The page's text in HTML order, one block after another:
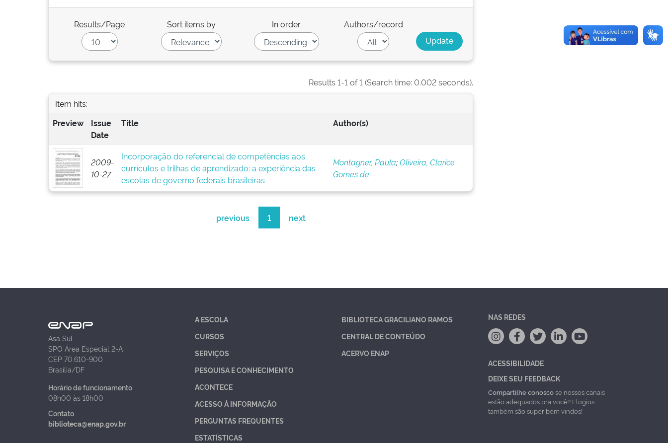
Results/Page Sort items by In order Authors/record
Results 1-1 of 1 (Search time: 0.002 seconds).
Item hits:
Preview
Issue
Date
Title Author(s)
2009-
10-27
Incorporação do referencial de competências aos
currículos e trilhas de aprendizado: a experiência das
escolas de governo federais brasileiras
Montagner, Paula;Oliveira, Clarice
Gomes de
previous 1 next
Asa Sul
SPO Área Especial 2-A
CEP 70.610-900
Brasília/DF
Horário de funcionamento
08h00 às 18h00
Contato
biblioteca@enap.gov.br
A ESCOLA
CURSOS
SERVIÇOS
PESQUISA E CONHECIMENTO
ACONTECE
ACESSO À INFORMAÇÃO
PERGUNTAS FREQUENTES
ESTATÍSTICAS
BIBLIOTECA GRACILIANO RAMOS
CENTRAL DE CONTEÚDO
ACERVO ENAP
NAS REDES
ACESSIBILIDADE
DEIXE SEU FEEDBACK
Compartilhe conoscose nossos canais
estão adequados pra você? Elogios
também são super bem vindos!